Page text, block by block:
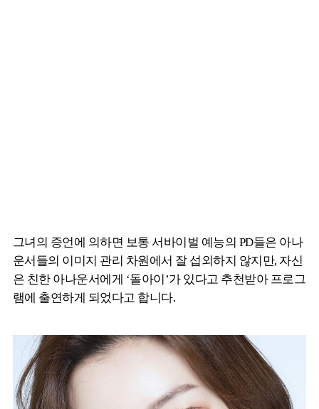
그녀의 증언에 의하면 보통 서바이벌 예능의 PD들은 아나
운서들의 이미지 관리 차원에서 잘 섭외하지 않지만, 자신
은 친한 아나운서에게 ‘돌아이’가 있다고 추천받아 프로그
램에 출연하게 되었다고 합니다.